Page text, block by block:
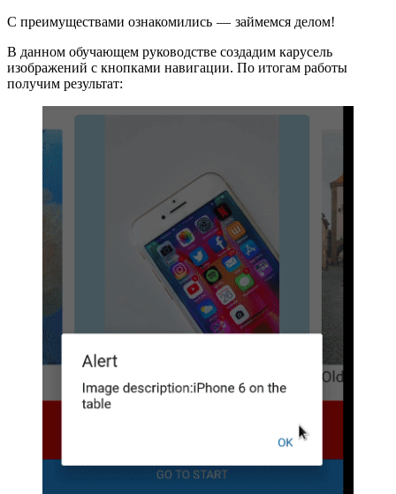
С преимуществами ознакомились — займемся делом!
В данном обучающем руководстве создадим карусель
изображений с кнопками навигации. По итогам работы
получим результат: